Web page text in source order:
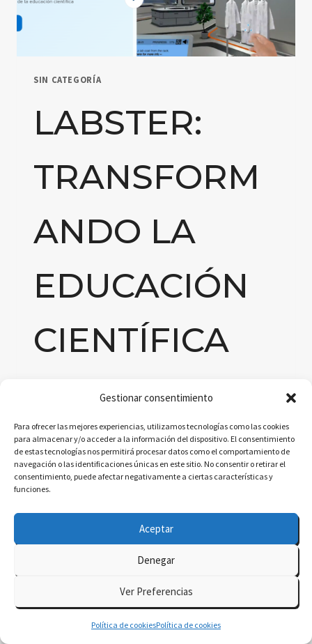
Gestionar consentimiento
Para ofrecer las mejores experiencias, utilizamos tecnologías como las cookies
para almacenar y/o acceder a la información del dispositivo. El consentimiento
de estas tecnologías nos permitirá procesar datos como el comportamiento de
navegación o las identificaciones únicas en este sitio. No consentir o retirar el
consentimiento, puede afectar negativamente a ciertas características y
funciones.
Aceptar
Denegar
Ver Preferencias
Política de cookiesPolítica de cookies
SIN CATEGORÍA
LABSTER:
TRANSFORM
ANDO LA
EDUCACIÓN
CIENTÍFICA
CON
SIMULACION
ES
VIRTUALES
Labster es una plataforma líder en tecnología